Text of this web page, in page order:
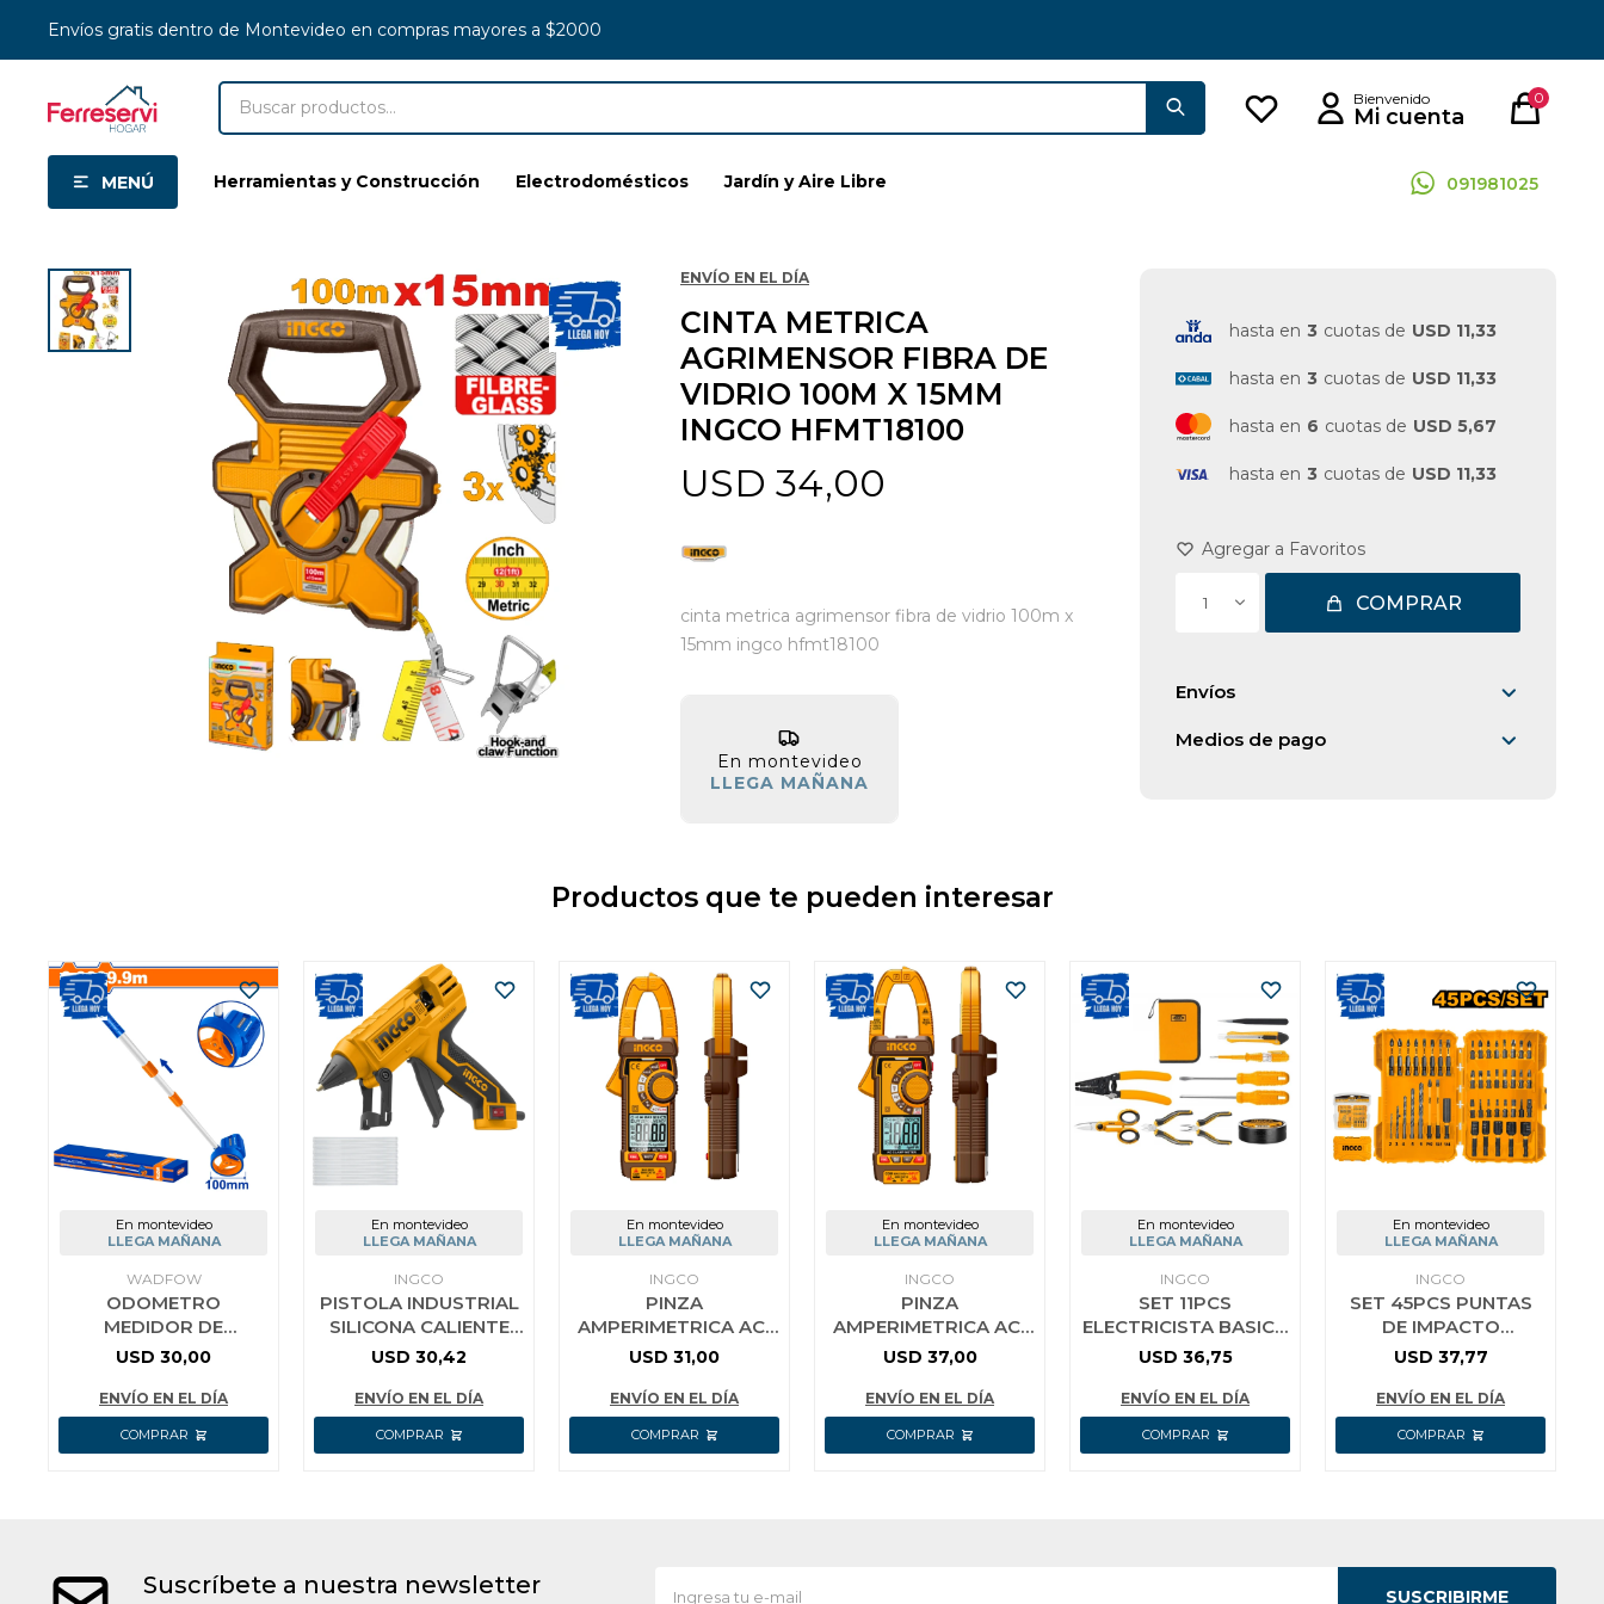
MENÚ Herramientas y Construcción Electrodomésticos Jardín y Aire Libre 091981025
0
Envíos gratis dentro de Montevideo en compras mayores a $2000
ENVÍO EN EL DÍA
CINTA METRICA
AGRIMENSOR FIBRA DE
VIDRIO 100M X 15MM
INGCO HFMT18100
USD 34,00
cinta metrica agrimensor fibra de vidrio 100m x
15mm ingco hfmt18100
En montevideo
LLEGA MAÑANA
hasta en 3 cuotas de USD 11,33
hasta en 3 cuotas de USD 11,33
hasta en 6 cuotas de USD 5,67
hasta en 3 cuotas de USD 11,33
1 COMPRAR
Envíos
Medios de pago
Productos que te pueden interesar
En montevideo
LLEGA MAÑANA
WADFOW
ODOMETRO
MEDIDOR DE
DISTANCIA WADFOW
USD 30,00
ENVÍO EN EL DÍA
En montevideo
LLEGA MAÑANA
INGCO
PISTOLA INDUSTRIAL
SILICONA CALIENTE
30W 220W
USD 30,42
ENVÍO EN EL DÍA
En montevideo
LLEGA MAÑANA
INGCO
PINZA
AMPERIMETRICA AC-
400A INGCO -
USD 31,00
ENVÍO EN EL DÍA
En montevideo
LLEGA MAÑANA
INGCO
PINZA
AMPERIMETRICA AC-
600A INGCO -
USD 37,00
ENVÍO EN EL DÍA
En montevideo
LLEGA MAÑANA
INGCO
SET 11PCS
ELECTRICISTA BASICO
INGCO HKETS0111
USD 36,75
ENVÍO EN EL DÍA
En montevideo
LLEGA MAÑANA
INGCO
SET 45PCS PUNTAS
DE IMPACTO
ADAPTADOR INGCO
USD 37,77
ENVÍO EN EL DÍA
Suscríbete a nuestra newsletter SUSCRIBIRME